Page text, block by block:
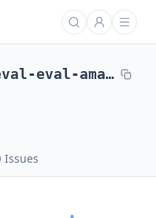
autoeval-eval-amazon_polarity-amazon_polarity-56b5a5-65818145567
Issues